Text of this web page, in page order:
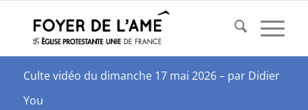
Culte vidéo du dimanche 17 mai 2026 – par Didier
You